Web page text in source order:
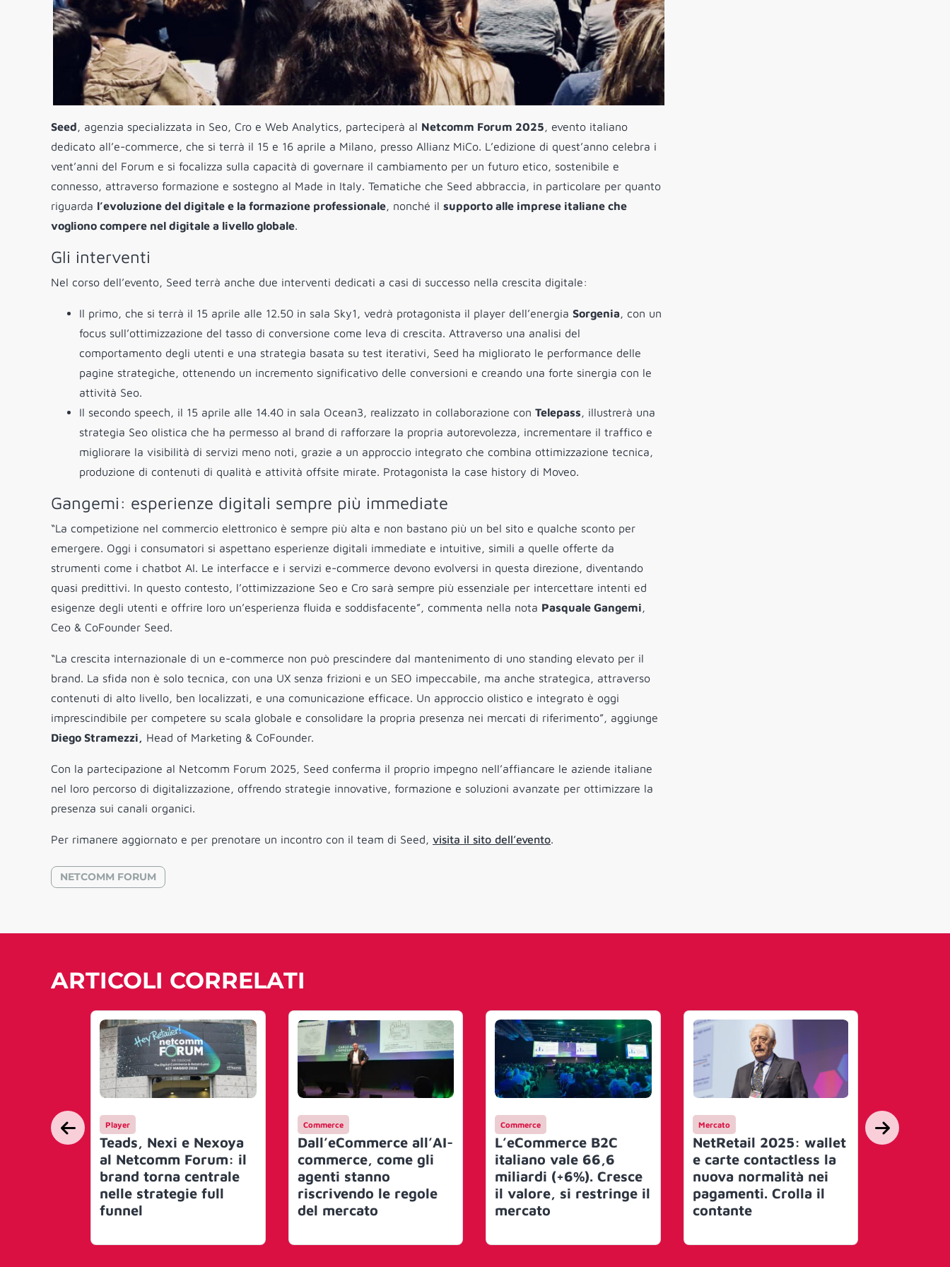
Seed, agenzia specializzata in Seo, Cro e Web Analytics, parteciperà al Netcomm Forum 2025, evento italiano
dedicato all’e-commerce, che si terrà il 15 e 16 aprile a Milano, presso Allianz MiCo. L’edizione di quest’anno celebra i
vent’anni del Forum e si focalizza sulla capacità di governare il cambiamento per un futuro etico, sostenibile e
connesso, attraverso formazione e sostegno al Made in Italy. Tematiche che Seed abbraccia, in particolare per quanto
riguarda l’evoluzione del digitale e la formazione professionale, nonché il supporto alle imprese italiane che
vogliono compere nel digitale a livello globale.
Gli interventi
Nel corso dell’evento, Seed terrà anche due interventi dedicati a casi di successo nella crescita digitale:
Il primo, che si terrà il 15 aprile alle 12.50 in sala Sky1, vedrà protagonista il player dell’energia Sorgenia, con un
focus sull’ottimizzazione del tasso di conversione come leva di crescita. Attraverso una analisi del
comportamento degli utenti e una strategia basata su test iterativi, Seed ha migliorato le performance delle
pagine strategiche, ottenendo un incremento significativo delle conversioni e creando una forte sinergia con le
attività Seo.
Il secondo speech, il 15 aprile alle 14.40 in sala Ocean3, realizzato in collaborazione con Telepass, illustrerà una
strategia Seo olistica che ha permesso al brand di rafforzare la propria autorevolezza, incrementare il traffico e
migliorare la visibilità di servizi meno noti, grazie a un approccio integrato che combina ottimizzazione tecnica,
produzione di contenuti di qualità e attività offsite mirate. Protagonista la case history di Moveo.
Gangemi: esperienze digitali sempre più immediate
“La competizione nel commercio elettronico è sempre più alta e non bastano più un bel sito e qualche sconto per
emergere. Oggi i consumatori si aspettano esperienze digitali immediate e intuitive, simili a quelle offerte da
strumenti come i chatbot AI. Le interfacce e i servizi e-commerce devono evolversi in questa direzione, diventando
quasi predittivi. In questo contesto, l’ottimizzazione Seo e Cro sarà sempre più essenziale per intercettare intenti ed
esigenze degli utenti e offrire loro un’esperienza fluida e soddisfacente”, commenta nella nota Pasquale Gangemi,
Ceo & CoFounder Seed.
“La crescita internazionale di un e-commerce non può prescindere dal mantenimento di uno standing elevato per il
brand. La sfida non è solo tecnica, con una UX senza frizioni e un SEO impeccabile, ma anche strategica, attraverso
contenuti di alto livello, ben localizzati, e una comunicazione efficace. Un approccio olistico e integrato è oggi
imprescindibile per competere su scala globale e consolidare la propria presenza nei mercati di riferimento”, aggiunge
Diego Stramezzi, Head of Marketing & CoFounder.
Con la partecipazione al Netcomm Forum 2025, Seed conferma il proprio impegno nell’affiancare le aziende italiane
nel loro percorso di digitalizzazione, offrendo strategie innovative, formazione e soluzioni avanzate per ottimizzare la
presenza sui canali organici.
Per rimanere aggiornato e per prenotare un incontro con il team di Seed, visita il sito dell’evento.
NETCOMM FORUM
ARTICOLI CORRELATI
Player
Teads, Nexi e Nexoya
al Netcomm Forum: il
brand torna centrale
nelle strategie full
funnel
Commerce
Dall’eCommerce all’AI-
commerce, come gli
agenti stanno
riscrivendo le regole
del mercato
Commerce
L’eCommerce B2C
italiano vale 66,6
miliardi (+6%). Cresce
il valore, si restringe il
mercato
Mercato
NetRetail 2025: wallet
e carte contactless la
nuova normalità nei
pagamenti. Crolla il
contante
Commerce
Merkle